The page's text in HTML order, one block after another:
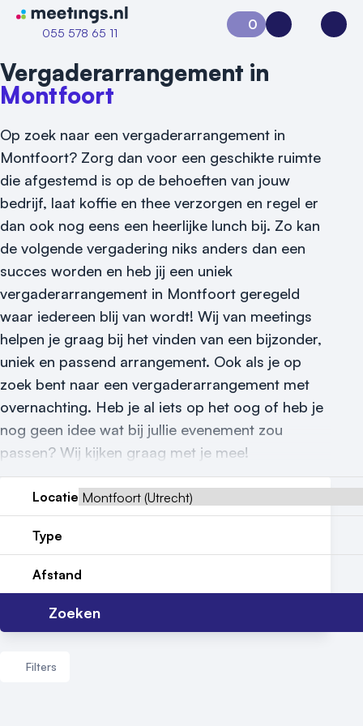
Naar home van Meetings
055 578 65 11
Vraag locatie aan
Locatiegids
Meld locatie aan
Reviews (5⭐️)
Contact
0
Aanvraag 0Inloggen
Vergaderarrangement in
Montfoort
Op zoek naar een vergaderarrangement in
Montfoort? Zorg dan voor een geschikte ruimte
die afgestemd is op de behoeften van jouw
bedrijf, laat koffie en thee verzorgen en regel er
dan ook nog eens een heerlijke lunch bij. Zo kan
de volgende vergadering niks anders dan een
succes worden en heb jij een uniek
vergaderarrangement in Montfoort geregeld
waar iedereen blij van wordt! Wij van meetings
helpen je graag bij het vinden van een bijzonder,
uniek en passend arrangement. Ook als je op
zoek bent naar een vergaderarrangement met
overnachting. Heb je al iets op het oog of heb je
nog geen idee wat bij jullie evenement zou
passen? Wij kijken graag met je mee!
Locatie
Type
Afstand
Zoeken
Filters